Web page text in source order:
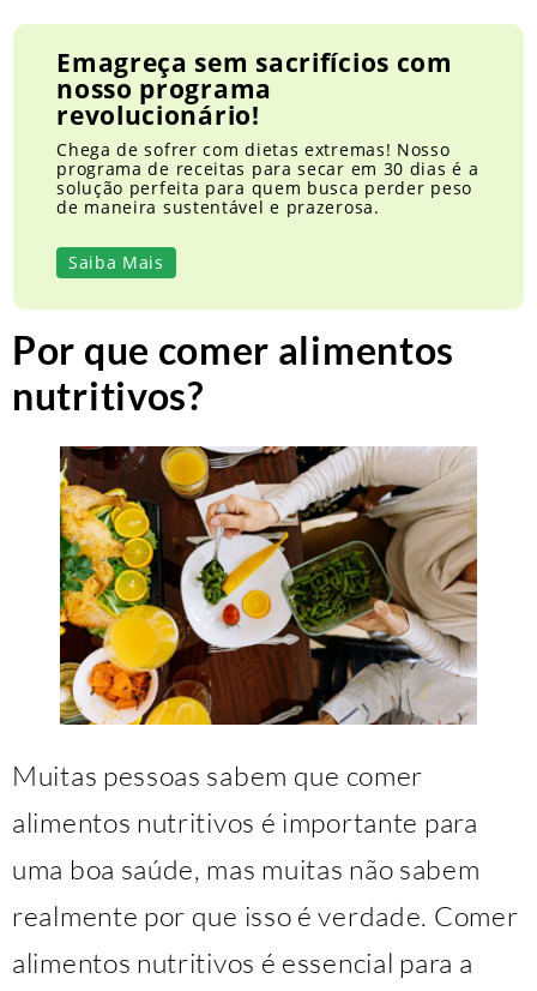
Emagreça sem sacrifícios com
nosso programa
revolucionário!
Chega de sofrer com dietas extremas! Nosso
programa de receitas para secar em 30 dias é a
solução perfeita para quem busca perder peso
de maneira sustentável e prazerosa.
Saiba Mais
Por que comer alimentos
nutritivos?
Muitas pessoas sabem que comer
alimentos nutritivos é importante para
uma boa saúde, mas muitas não sabem
realmente por que isso é verdade. Comer
alimentos nutritivos é essencial para a